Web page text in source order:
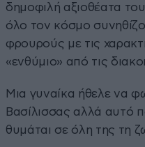
δημοφιλή αξιοθέατα
όλο τον κόσμο
φρουρούς με τις
«ενθύμιο» από τις
Μια γυναίκα ήθελε να
Βασίλισσας αλλά αυτό
θυμάται σε όλη της τη